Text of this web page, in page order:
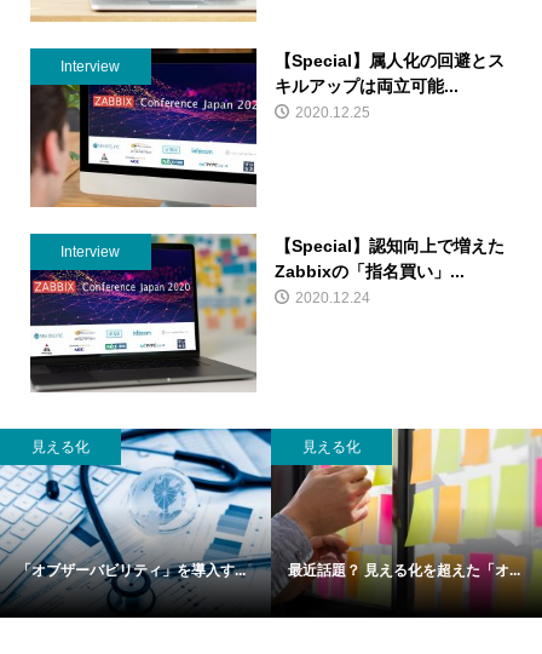
Interview
【Special】属人化の回避とス
キルアップは両立可能...
2020.12.25
Interview
【Special】認知向上で増えた
Zabbixの「指名買い」...
2020.12.24
見える化
「オブザーバビリティ」を導入す...
見える化
最近話題？ 見える化を超えた「オ...